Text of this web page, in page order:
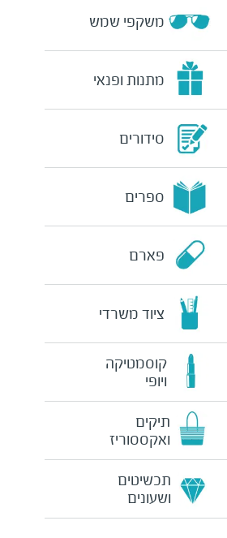
משקפי שמש
מתנות ופנאי
סידורים
ספרים
פארם
ציוד משרדי
קוסמטיקה
ויופי
תיקים
ואקססוריז
תכשיטים
ושעונים